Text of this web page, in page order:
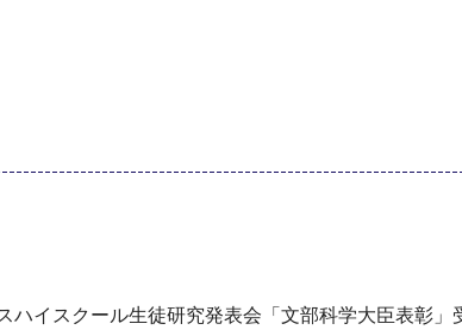
イスクール生徒研究発表会「文部科学大臣表彰」